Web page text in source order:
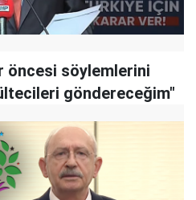
öncesi söylemlerini
göndereceğim"